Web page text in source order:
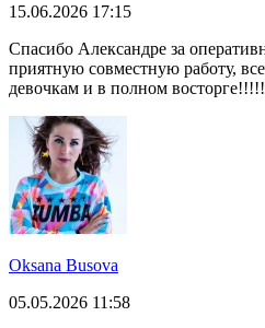
15.06.2026 17:15
Спасибо Александре за
приятную совместную работу,
девочкам и в полном восторге!!!!!
Oksana Busova
05.05.2026 11:58